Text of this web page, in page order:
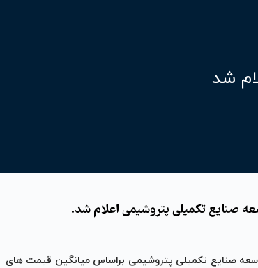
شد
صنایع تکمیلی پتروشیمی اعلام شد.
صنایع تکمیلی پتروشیمی براساس میانگین قیمت های